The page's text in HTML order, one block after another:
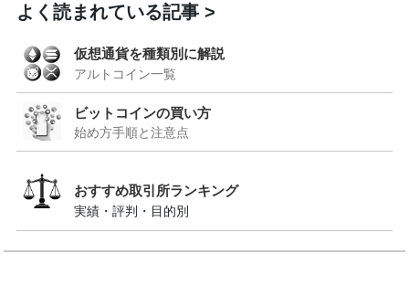
よく読まれている記事
仮想通貨を種類別に解説
アルトコイン一覧
ビットコインの買い方
始め方手順と注意点
おすすめ取引所ランキング
実績・評判・目的別